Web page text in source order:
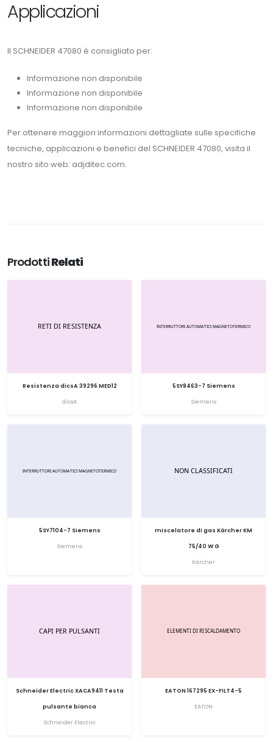
Applicazioni
Il SCHNEIDER 47080 è consigliato per:
Informazione non disponibile
Informazione non disponibile
Informazione non disponibile
Per ottenere maggiori informazioni dettagliate sulle specifiche
tecniche, applicazioni e benefici del SCHNEIDER 47080, visita il
nostro sito web: adjditec.com.
ProdottiRelati
Resistenza dicsA 39296 MED12
dicsA
5SY8463-7 Siemens
Siemens
5SY7104-7 Siemens
Siemens
miscelatore di gas Kärcher KM
75/40 W G
Kärcher
Schneider Electric XACA9411 Testa
pulsante bianca
Schneider Electric
EATON 167295 EX-FILT4-5
EATON